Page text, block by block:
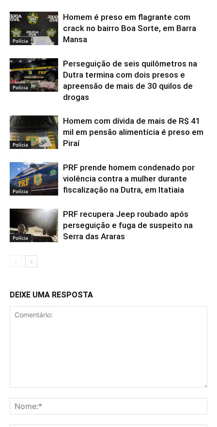
Polícia
Homem é preso em flagrante com
crack no bairro Boa Sorte, em Barra
Mansa
Polícia
Perseguição de seis quilômetros na
Dutra termina com dois presos e
apreensão de mais de 30 quilos de
drogas
Polícia
Homem com dívida de mais de R$ 41
mil em pensão alimentícia é preso em
Piraí
Polícia
PRF prende homem condenado por
violência contra a mulher durante
fiscalização na Dutra, em Itatiaia
Polícia
PRF recupera Jeep roubado após
perseguição e fuga de suspeito na
Serra das Araras
DEIXE UMA RESPOSTA